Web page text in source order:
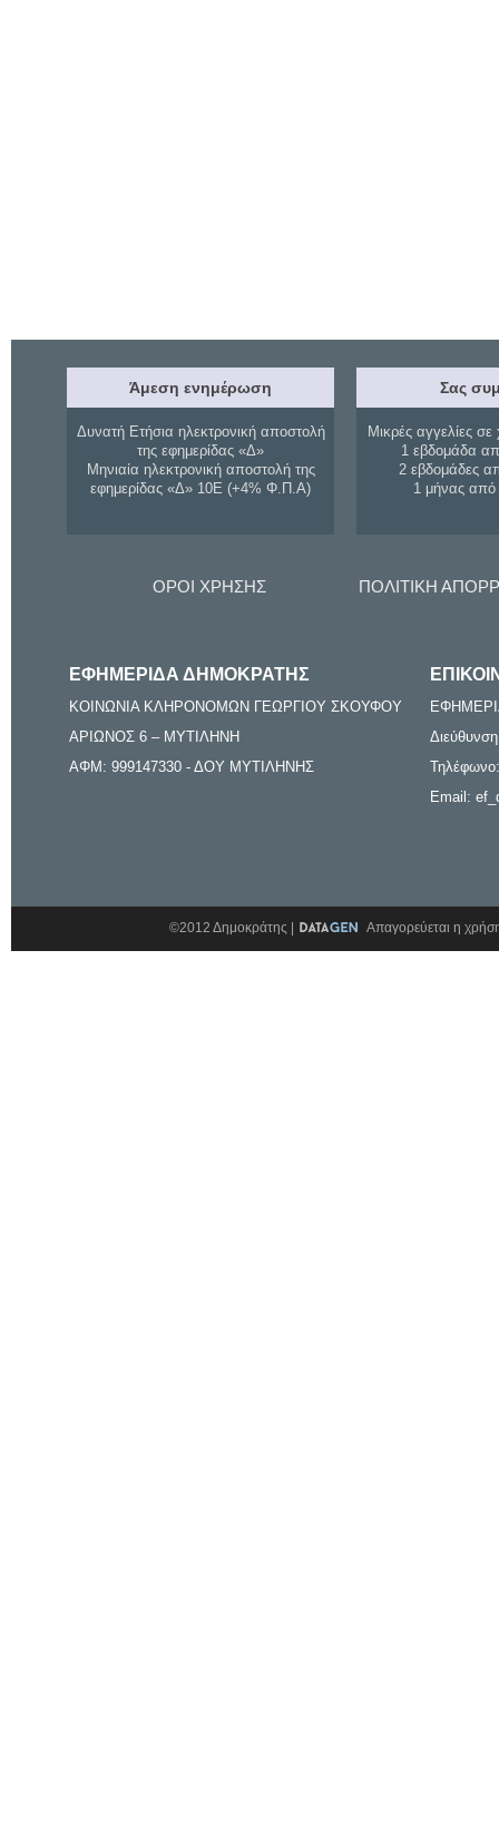
Άμεση ενημέρωση
Δυνατή Ετήσια ηλεκτρονική αποστολή
της εφημερίδας «Δ»
Μηνιαία ηλεκτρονική αποστολή της
εφημερίδας «Δ» 10Ε (+4% Φ.Π.Α)
Σας
Μικρές αγγελίες σε
1 εβδομάδα
2 εβδομάδες
1 μήνας
ΟΡΟΙ ΧΡΗΣΗΣ ΠΟΛΙΤΙΚΗ
ΕΦΗΜΕΡΙΔΑ ΔΗΜΟΚΡΑΤΗΣ
ΚΟΙΝΩΝΙΑ ΚΛΗΡΟΝΟΜΩΝ ΓΕΩΡΓΙΟΥ ΣΚΟΥΦΟΥ
ΑΡΙΩΝΟΣ 6 – ΜΥΤΙΛΗΝΗ
ΑΦΜ: 999147330 - ΔΟΥ ΜΥΤΙΛΗΝΗΣ
Email:
©2012 Δημοκράτης | Απαγορεύεται η